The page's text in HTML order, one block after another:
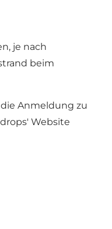
je nach
beim
Anmeldung zu
Website